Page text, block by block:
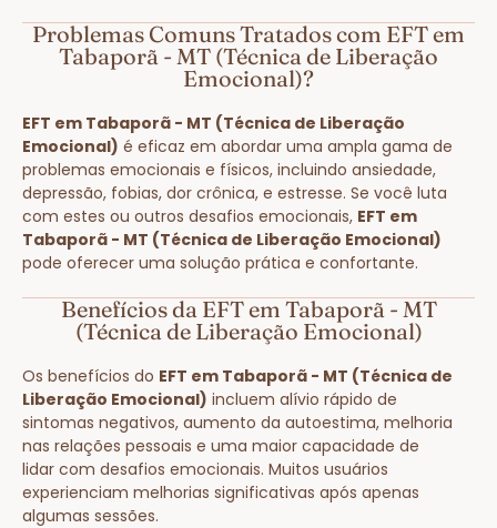
Problemas Comuns Tratados com EFT em
Tabaporã - MT (Técnica de Liberação
Emocional)?
EFT em Tabaporã - MT (Técnica de Liberação
Emocional) é eficaz em abordar uma ampla gama de
problemas emocionais e físicos, incluindo ansiedade,
depressão, fobias, dor crônica, e estresse. Se você luta
com estes ou outros desafios emocionais, EFT em
Tabaporã - MT (Técnica de Liberação Emocional)
pode oferecer uma solução prática e confortante.
Benefícios da EFT em Tabaporã - MT
(Técnica de Liberação Emocional)
Os benefícios do EFT em Tabaporã - MT (Técnica de
Liberação Emocional) incluem alívio rápido de
sintomas negativos, aumento da autoestima, melhoria
nas relações pessoais e uma maior capacidade de
lidar com desafios emocionais. Muitos usuários
experienciam melhorias significativas após apenas
algumas sessões.